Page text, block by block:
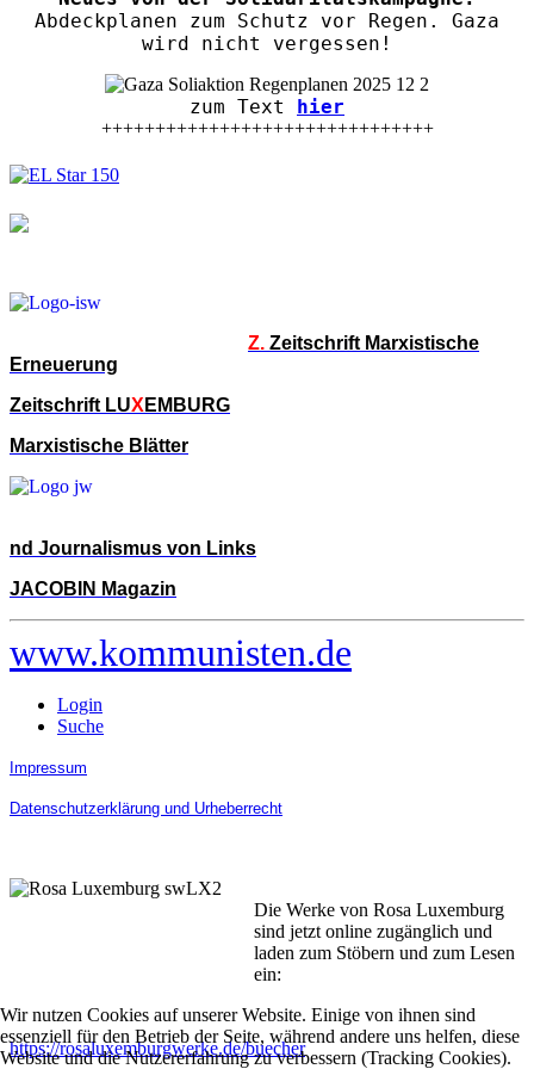
Abdeckplanen zum Schutz vor Regen. Gaza
wird nicht vergessen!
zum Text hier
+++++++++++++++++++++++++++++++
Z. Zeitschrift Marxistische
Erneuerung
Zeitschrift LUX EMBURG
Marxistische Blätter
nd Journalismus von Links
JACOBIN Magazin
www.kommunisten.de
Login
Suche
Impressum
Datenschutzerklärung und Urheberrecht
Die Werke von Rosa Luxemburg
sind jetzt online zugänglich und
laden zum Stöbern und zum Lesen
ein:
https://rosaluxemburgwerke.de/buecher
Wir nutzen Cookies auf unserer Website. Einige von ihnen sind
essenziell für den Betrieb der Seite, während andere uns helfen, diese
Website und die Nutzererfahrung zu verbessern (Tracking Cookies).